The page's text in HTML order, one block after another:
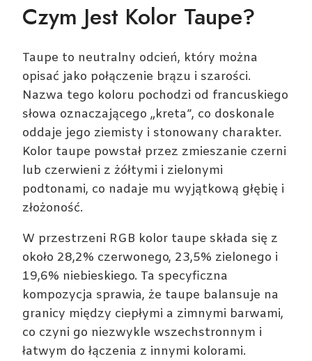
Czym Jest Kolor Taupe?
Taupe to neutralny odcień, który można
opisać jako połączenie brązu i szarości.
Nazwa tego koloru pochodzi od francuskiego
słowa oznaczającego „kreta”, co doskonale
oddaje jego ziemisty i stonowany charakter.
Kolor taupe powstał przez zmieszanie czerni
lub czerwieni z żółtymi i zielonymi
podtonami, co nadaje mu wyjątkową głębię i
złożoność.
W przestrzeni RGB kolor taupe składa się z
około 28,2% czerwonego, 23,5% zielonego i
19,6% niebieskiego. Ta specyficzna
kompozycja sprawia, że taupe balansuje na
granicy między ciepłymi a zimnymi barwami,
co czyni go niezwykle wszechstronnym i
łatwym do łączenia z innymi kolorami.